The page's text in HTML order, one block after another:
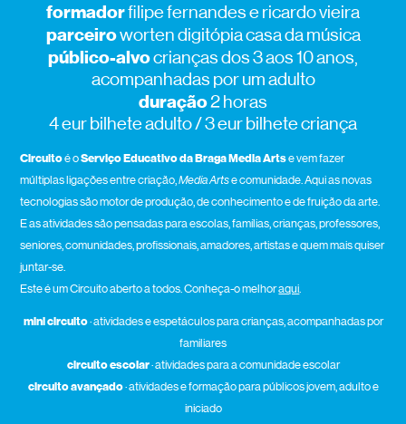
formadorfilipe fernandes e ricardo vieira
parceiroworten digitópia casa da música
público-alvocrianças dos 3 aos 10 anos,
acompanhadas por um adulto
duração2 horas
4 eur bilhete adulto / 3 eur bilhete criança
Circuitoé oServiço Educativo da Braga Media Artse vem fazer
múltiplas ligações entre criação,Media Artse comunidade. Aqui as novas
tecnologias são motor de produção, de conhecimento e de fruição da arte.
E as atividades são pensadas para escolas, famílias, crianças, professores,
seniores, comunidades, profissionais, amadores, artistas e quem mais quiser
juntar-se.
Este é um Circuito aberto a todos. Conheça-o melhoraqui.
mini circuito· atividades e espetáculos para crianças, acompanhadas por
familiares
circuito escolar· atividades para a comunidade escolar
circuito avançado· atividades e formação para públicos jovem, adulto e
iniciado